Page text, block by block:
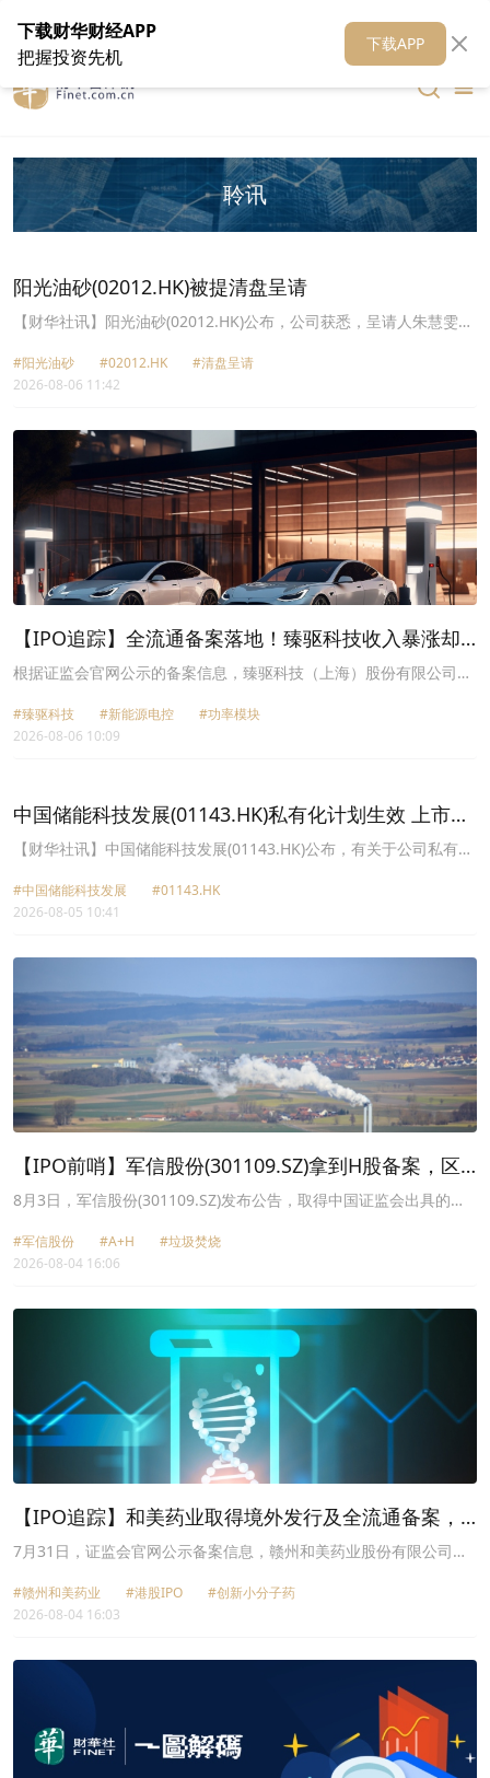
在线客服 关于我们 财华媒体矩阵 财华智库
聆讯
阳光油砂(02012.HK)被提清盘呈请
【财华社讯】阳光油砂(02012.HK)公布，公司获悉，呈请人朱慧雯于
公司金额约为65.73万美元的财务义务。呈请人为公司债券投资者，
且为独立第三方。于8月5日，高等法院并无颁布清盘令以将公司清
正在寻求有关法律意见及建议，以确定针对该呈请的后续步骤和可能
采取的行动。同时，公司将尽力与呈请人保持沟通，努力促使该呈请
尽快被撤回，也会积极准备聆讯抗辩，争取法院驳回该呈请。
#阳光油砂 #02012.HK
#清盘呈请
2026-08-06 11:42
【IPO追踪】全流通备案落地！臻驱科技收入暴涨却
连年亏损
根据证监会官网公示的备案信息，臻驱科技（上海）股份有限公司
上市股份“全流通”事项亦同步完成备案，公司港股上市所需的境内核
心备案程序已完成，港交所聆讯所要求的境内监管层面前置条件已齐
#臻驱科技 #新能源电控
#功率模块
2026-08-06 10:09
中国储能科技发展(01143.HK)私有化计划生效 上市地
位将于8月5日下午4时起撤销
【财华社讯】中国储能科技发展(01143.HK)公布，有关于公司私有化
上，大法院在并无提出修订的情况下批准计划。大法院批准计划的命
令文本已于2026年8月4日(开曼群岛时间)送交开曼群岛公司注册处处
时正(香港时间)起撤销。
#中国储能科技发展
#01143.HK
2026-08-05 10:41
【IPO前哨】军信股份(301109.SZ)拿到H股备案，区
域固废龙头冲刺港股
8月3日，军信股份(301109.SZ)发布公告，取得中国证监会出具的境
讯、招股发行更进一步。
#军信股份 #A+H
#垃圾焚烧
2026-08-04 16:06
【IPO追踪】和美药业取得境外发行及全流通备案，
业绩仍在亏损
7月31日，证监会官网公示备案信息，赣州和美药业股份有限公司
流通事项亦同步完成备案，公司港股上市所需境内核心监管流程已全
部完成，为推进港交所聆讯奠定基础。
#赣州和美药业 #港股IPO
#创新小分子药
2026-08-04 16:03
下载财华财经APP
把握投资先机
下载APP